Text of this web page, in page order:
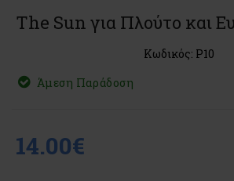
The Sun για Πλούτο και
Κωδικός: P10
Άμεση Παράδοση
14.00€